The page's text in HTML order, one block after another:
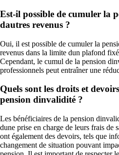
Est-il possible de cumuler la
dautres revenus ?
Oui, il est possible de cumuler la
revenus dans la limite dun plafond
Cependant, le cumul de la pension
professionnels peut entraîner une
Quels sont les droits et
pension dinvalidité ?
Les bénéficiaires de la pension
dune prise en charge de leurs frais de
ont également des devoirs, tels que
changement de situation pouvant